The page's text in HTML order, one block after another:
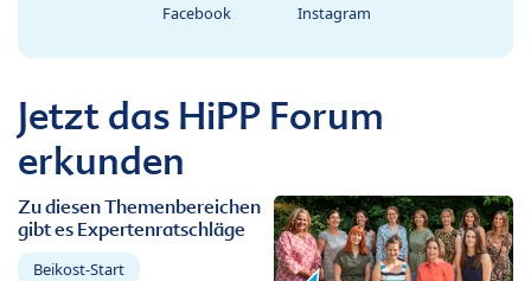
Facebook Instagram
Jetzt das HiPP Forum
erkunden
Zu diesen Themenbereichen
gibt es Expertenratschläge
Beikost-Start